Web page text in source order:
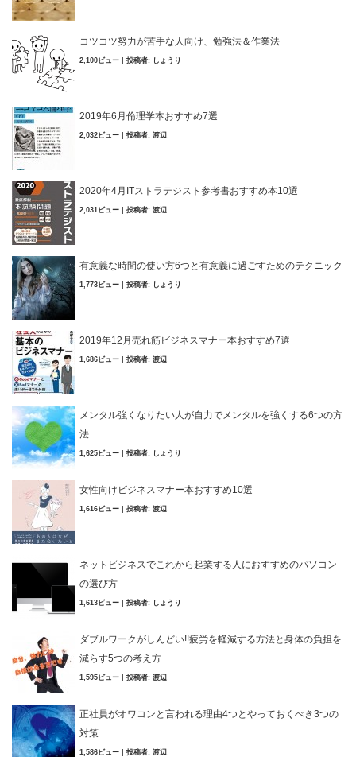
コツコツ努力が苦手な人向け、勉強法＆作業法
2,100ビュー 投稿者: しょうり
2019年6月倫理学本おすすめ7選
2,032ビュー 投稿者: 渡辺
2020年4月ITストラテジスト参考書おすすめ本10選
2,031ビュー 投稿者: 渡辺
有意義な時間の使い方6つと有意義に過ごすためのテクニック
1,773ビュー 投稿者: しょうり
2019年12月売れ筋ビジネスマナー本おすすめ7選
1,686ビュー 投稿者: 渡辺
メンタル強くなりたい人が自力でメンタルを強くする6つの方
法
1,625ビュー 投稿者: しょうり
女性向けビジネスマナー本おすすめ10選
1,616ビュー 投稿者: 渡辺
ネットビジネスでこれから起業する人におすすめのパソコン
の選び方
1,613ビュー 投稿者: しょうり
ダブルワークがしんどい!!疲労を軽減する方法と身体の負担を
減らす5つの考え方
1,595ビュー 投稿者: 渡辺
正社員がオワコンと言われる理由4つとやっておくべき3つの
対策
1,586ビュー 投稿者: 渡辺